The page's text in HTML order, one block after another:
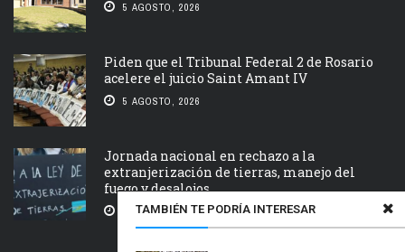
TAMBIÉN TE PODRÍA INTERESAR
5 AGOSTO, 2026
Piden que el Tribunal Federal 2 de Rosario
acelere el juicio Saint Amant IV
5 AGOSTO, 2026
Jornada nacional en rechazo a la
extranjerización de tierras, manejo del
fuego y desalojos
5 AGOSTO, 2026